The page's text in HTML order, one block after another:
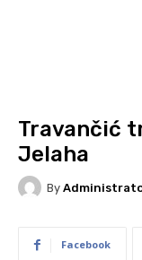
Travančić
Jelaha
By
Facebook